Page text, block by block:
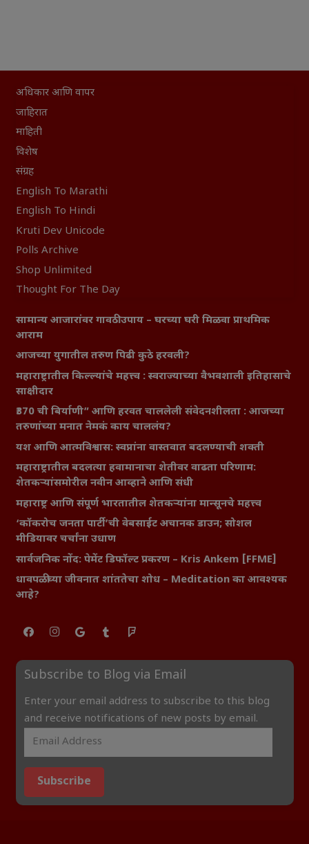
अधिकार आणि वापर
जाहिरात
माहिती
विशेष
संग्रह
English To Marathi
English To Hindi
Kruti Dev Unicode
Polls Archive
Shop Unlimited
Thought For The Day
सामान्य आजारांवर गावठी उपाय – घरच्या घरी मिळवा प्राथमिक
आराम
आजच्या युगातील तरुण पिढी कुठे हरवली?
महाराष्ट्रातील किल्ल्यांचे महत्त्व : स्वराज्याच्या वैभवशाली इतिहासाचे
साक्षीदार
₹370 ची बिर्याणी” आणि हरवत चाललेली संवेदनशीलता : आजच्या
तरुणांच्या मनात नेमकं काय चाललंय?
यश आणि आत्मविश्वास: स्वप्नांना वास्तवात बदलण्याची शक्ती
महाराष्ट्रातील बदलत्या हवामानाचा शेतीवर वाढता परिणाम:
शेतकऱ्यांसमोरील नवीन आव्हाने आणि संधी
महाराष्ट्र आणि संपूर्ण भारतातील शेतकऱ्यांना मान्सूनचे महत्त्व
‘कॉकरोच जनता पार्टी’ची वेबसाईट अचानक डाउन; सोशल
मीडियावर चर्चांना उधाण
सार्वजनिक नोंद: पेमेंट डिफॉल्ट प्रकरण – Kris Ankem [FFME]
धावपळीच्या जीवनात शांततेचा शोध – Meditation का आवश्यक
आहे?
Subscribe to Blog via Email
Enter your email address to subscribe to this blog
and receive notifications of new posts by email.
Subscribe